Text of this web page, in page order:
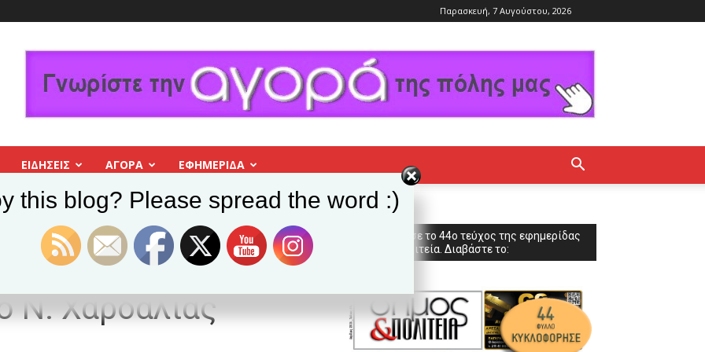
Παρασκευή, 7 Αυγούστου, 2026
ΕΙΔΗΣΕΙΣ ΑΓΟΡΑ ΕΦΗΜΕΡΊΔΑ
Εθνικής Άμυνας ο Ν. Χαρδαλιάς
υφυπουργός
Ν. Χαρδαλιάς
Κυκλοφόρησε το 44ο τεύχος της εφημερίδας
Δήμος & Πολιτεία. Διαβάστε το:
this blog? Please spread the word :)